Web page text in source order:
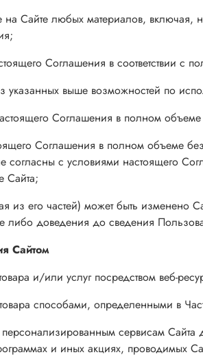
Сайте любых материалов, включая,
Соглашения в соответствии с
выше возможностей по
Соглашения в полном
Соглашения в полном объеме
согласны с условиями настоящего
Сайта;
из его частей) может быть изменено
либо доведения до сведения
Сайтом
и/или услуг посредством веб-
способами, определенными в
персонализированным сервисам
и иных акциях, проводимых